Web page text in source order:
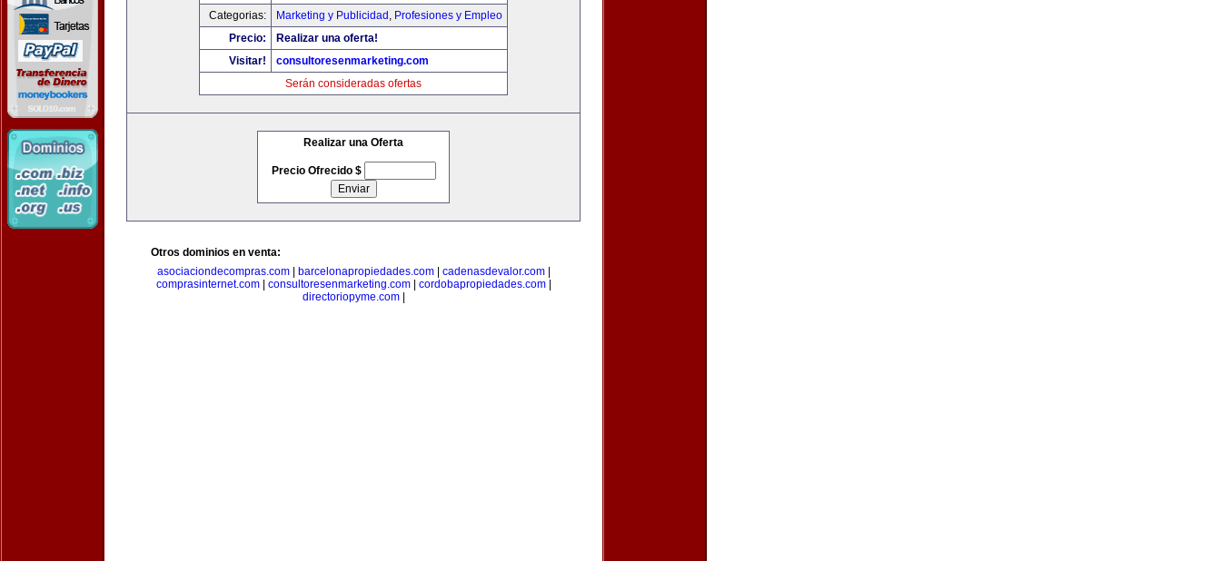
Categorias:
Marketing y Publicidad , Profesiones y Empleo
Precio:
Realizar una oferta!
Visitar!
consultoresenmarketing.com
Serán consideradas ofertas
Realizar una Oferta
Precio Ofrecido $
Otros dominios en venta:
asociaciondecompras.com| barcelonapropiedades.com| cadenasdevalor.com|
comprasinternet.com| consultoresenmarketing.com| cordobapropiedades.com|
directoriopyme.com|